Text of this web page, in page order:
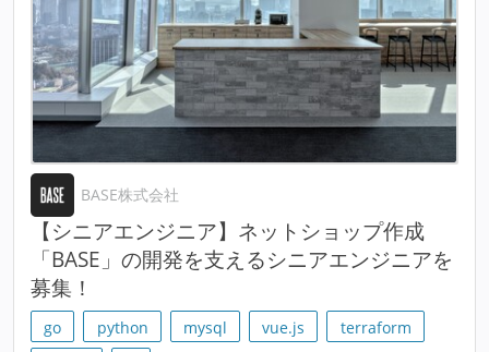
BASE株式会社
【シニアエンジニア】ネットショップ作成
「BASE」の開発を支えるシニアエンジニアを
募集！
go python mysql vue.js
terraform